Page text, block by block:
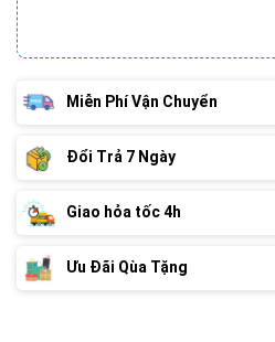
Miễn Phí Vận Chuyển
Đổi Trả 7 Ngày
Giao hỏa tốc 4h
Ưu Đãi Qùa Tặng